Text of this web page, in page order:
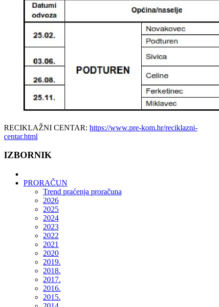
RECIKLAŽNI CENTAR: https://www.pre-kom.hr/reciklazni-
centar.html
IZBORNIK
PRORAČUN
Trend praćenja proračuna
2026
2025
2024
2023
2022
2021
2020
2019.
2018.
2017.
2016.
2015.